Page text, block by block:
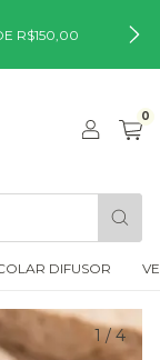
R$150,00
0
DIFUSOR
1 /4